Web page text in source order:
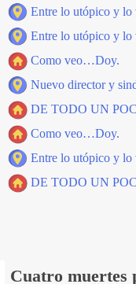
Entre lo utópico y lo
Entre lo utópico y lo
Como veo…Doy.
Nuevo director y
DE TODO UN
Como veo…Doy.
Entre lo utópico y lo
DE TODO UN
Cuatro muertes